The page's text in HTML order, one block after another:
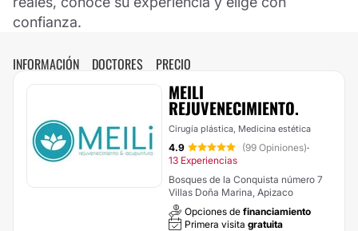
confianza.
INFORMACIÓN DOCTORES PRECIO
MEILI
REJUVENECIMIENTO.
Cirugía plástica, Medicina estética
4.9 (99 Opiniones)·
13 Experiencias
Bosques de la Conquista número 7
Villas Doña Marina, Apizaco
Opciones de financiamiento
Primera visita gratuita